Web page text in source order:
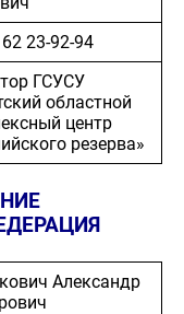
23-92-94
ГСУСУ
областной
центр
резерва»
Александр